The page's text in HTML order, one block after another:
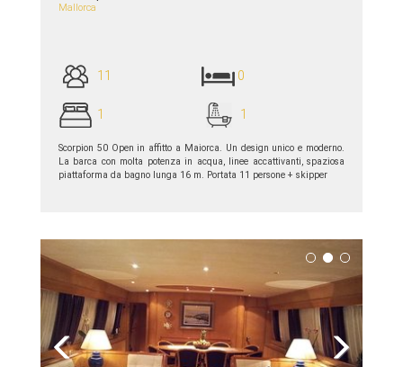
Mallorca
11 0
1 1
Scorpion 50 Open in affitto a Maiorca. Un design unico e moderno.
La barca con molta potenza in acqua, linee accattivanti, spaziosa
piattaforma da bagno lunga 16 m. Portata 11 persone + skipper